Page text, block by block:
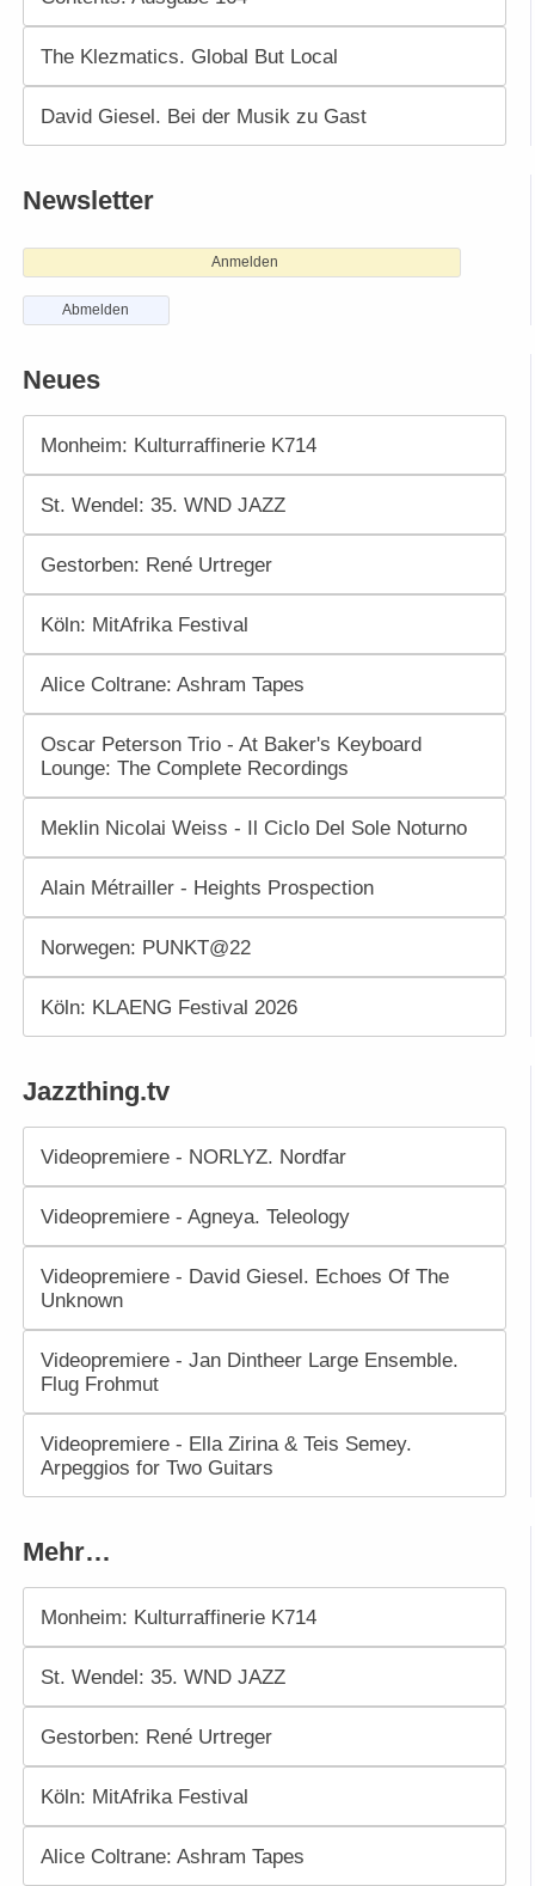
The Klezmatics. Global But Local
David Giesel. Bei der Musik zu Gast
Newsletter
Anmelden
Abmelden
Neues
Monheim: Kulturraffinerie K714
St. Wendel: 35. WND JAZZ
Gestorben: René Urtreger
Köln: MitAfrika Festival
Alice Coltrane: Ashram Tapes
Oscar Peterson Trio - At Baker's Keyboard
Lounge: The Complete Recordings
Meklin Nicolai Weiss - Il Ciclo Del Sole Noturno
Alain Métrailler - Heights Prospection
Norwegen: PUNKT@22
Köln: KLAENG Festival 2026
Jazzthing.tv
Videopremiere - NORLYZ. Nordfar
Videopremiere - Agneya. Teleology
Videopremiere - David Giesel. Echoes Of The
Unknown
Videopremiere - Jan Dintheer Large Ensemble.
Flug Frohmut
Videopremiere - Ella Zirina & Teis Semey.
Arpeggios for Two Guitars
Mehr…
Monheim: Kulturraffinerie K714
St. Wendel: 35. WND JAZZ
Gestorben: René Urtreger
Köln: MitAfrika Festival
Alice Coltrane: Ashram Tapes